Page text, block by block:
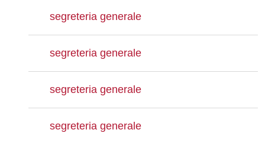
segreteria generale
segreteria generale
segreteria generale
segreteria generale